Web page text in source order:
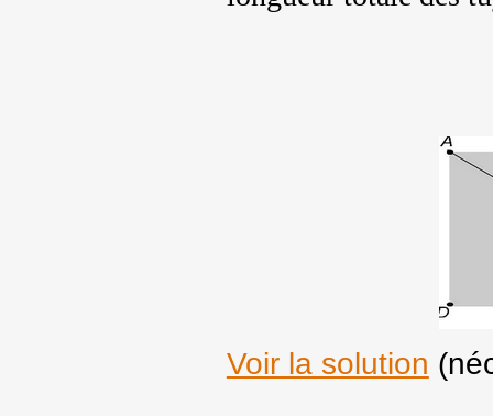
Voir la solution